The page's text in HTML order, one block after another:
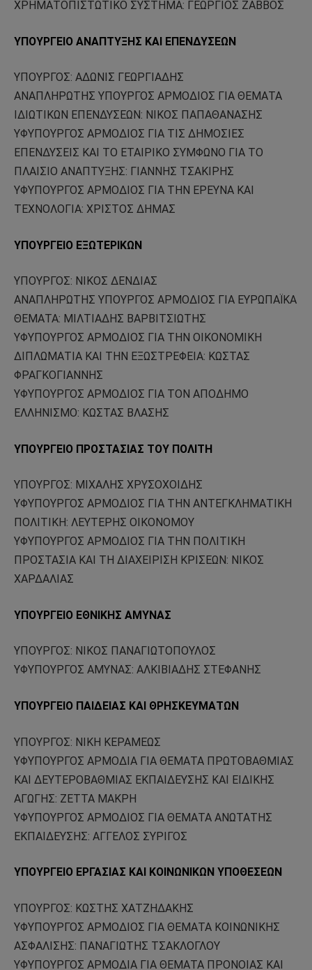
ΧΡΗΜΑΤΟΠΙΣΤΩΤΙΚΟ ΣΥΣΤΗΜΑ: ΓΕΩΡΓΙΟΣ ΖΑΒΒΟΣ
ΥΠΟΥΡΓΕΙΟ ΑΝΑΠΤΥΞΗΣ ΚΑΙ ΕΠΕΝΔΥΣΕΩΝ
ΥΠΟΥΡΓΟΣ: ΑΔΩΝΙΣ ΓΕΩΡΓΙΑΔΗΣ
ΑΝΑΠΛΗΡΩΤΗΣ ΥΠΟΥΡΓΟΣ ΑΡΜΟΔΙΟΣ ΓΙΑ ΘΕΜΑΤΑ
ΙΔΙΩΤΙΚΩΝ ΕΠΕΝΔΥΣΕΩΝ: ΝΙΚΟΣ ΠΑΠΑΘΑΝΑΣΗΣ
ΥΦΥΠΟΥΡΓΟΣ ΑΡΜΟΔΙΟΣ ΓΙΑ ΤΙΣ ΔΗΜΟΣΙΕΣ
ΕΠΕΝΔΥΣΕΙΣ ΚΑΙ ΤΟ ΕΤΑΙΡΙΚΟ ΣΥΜΦΩΝΟ ΓΙΑ ΤΟ
ΠΛΑΙΣΙΟ ΑΝΑΠΤΥΞΗΣ: ΓΙΑΝΝΗΣ ΤΣΑΚΙΡΗΣ
ΥΦΥΠΟΥΡΓΟΣ ΑΡΜΟΔΙΟΣ ΓΙΑ ΤΗΝ ΕΡΕΥΝΑ ΚΑΙ
ΤΕΧΝΟΛΟΓΙΑ: ΧΡΙΣΤΟΣ ΔΗΜΑΣ
ΥΠΟΥΡΓΕΙΟ ΕΞΩΤΕΡΙΚΩΝ
ΥΠΟΥΡΓΟΣ: ΝΙΚΟΣ ΔΕΝΔΙΑΣ
ΑΝΑΠΛΗΡΩΤΗΣ ΥΠΟΥΡΓΟΣ ΑΡΜΟΔΙΟΣ ΓΙΑ ΕΥΡΩΠΑΪΚΑ
ΘΕΜΑΤΑ: ΜΙΛΤΙΑΔΗΣ ΒΑΡΒΙΤΣΙΩΤΗΣ
ΥΦΥΠΟΥΡΓΟΣ ΑΡΜΟΔΙΟΣ ΓΙΑ ΤΗΝ ΟΙΚΟΝΟΜΙΚΗ
ΔΙΠΛΩΜΑΤΙΑ ΚΑΙ ΤΗΝ ΕΞΩΣΤΡΕΦΕΙΑ: ΚΩΣΤΑΣ
ΦΡΑΓΚΟΓΙΑΝΝΗΣ
ΥΦΥΠΟΥΡΓΟΣ ΑΡΜΟΔΙΟΣ ΓΙΑ ΤΟΝ ΑΠΟΔΗΜΟ
ΕΛΛΗΝΙΣΜΟ: ΚΩΣΤΑΣ ΒΛΑΣΗΣ
ΥΠΟΥΡΓΕΙΟ ΠΡΟΣΤΑΣΙΑΣ ΤΟΥ ΠΟΛΙΤΗ
ΥΠΟΥΡΓΟΣ: ΜΙΧΑΛΗΣ ΧΡΥΣΟΧΟΙΔΗΣ
ΥΦΥΠΟΥΡΓΟΣ ΑΡΜΟΔΙΟΣ ΓΙΑ ΤΗΝ ΑΝΤΕΓΚΛΗΜΑΤΙΚΗ
ΠΟΛΙΤΙΚΗ: ΛΕΥΤΕΡΗΣ ΟΙΚΟΝΟΜΟΥ
ΥΦΥΠΟΥΡΓΟΣ ΑΡΜΟΔΙΟΣ ΓΙΑ ΤΗΝ ΠΟΛΙΤΙΚΗ
ΠΡΟΣΤΑΣΙΑ ΚΑΙ ΤΗ ΔΙΑΧΕΙΡΙΣΗ ΚΡΙΣΕΩΝ: ΝΙΚΟΣ
ΧΑΡΔΑΛΙΑΣ
ΥΠΟΥΡΓΕΙΟ ΕΘΝΙΚΗΣ ΑΜΥΝΑΣ
ΥΠΟΥΡΓΟΣ: ΝΙΚΟΣ ΠΑΝΑΓΙΩΤΟΠΟΥΛΟΣ
ΥΦΥΠΟΥΡΓΟΣ ΑΜΥΝΑΣ: ΑΛΚΙΒΙΑΔΗΣ ΣΤΕΦΑΝΗΣ
ΥΠΟΥΡΓΕΙΟ ΠΑΙΔΕΙΑΣ ΚΑΙ ΘΡΗΣΚΕΥΜΑΤΩΝ
ΥΠΟΥΡΓΟΣ: ΝΙΚΗ ΚΕΡΑΜΕΩΣ
ΥΦΥΠΟΥΡΓΟΣ ΑΡΜΟΔΙΑ ΓΙΑ ΘΕΜΑΤΑ ΠΡΩΤΟΒΑΘΜΙΑΣ
ΚΑΙ ΔΕΥΤΕΡΟΒΑΘΜΙΑΣ ΕΚΠΑΙΔΕΥΣΗΣ ΚΑΙ ΕΙΔΙΚΗΣ
ΑΓΩΓΗΣ: ΖΕΤΤΑ ΜΑΚΡΗ
ΥΦΥΠΟΥΡΓΟΣ ΑΡΜΟΔΙΟΣ ΓΙΑ ΘΕΜΑΤΑ ΑΝΩΤΑΤΗΣ
ΕΚΠΑΙΔΕΥΣΗΣ: ΑΓΓΕΛΟΣ ΣΥΡΙΓΟΣ
ΥΠΟΥΡΓΕΙΟ ΕΡΓΑΣΙΑΣ ΚΑΙ ΚΟΙΝΩΝΙΚΩΝ ΥΠΟΘΕΣΕΩΝ
ΥΠΟΥΡΓΟΣ: ΚΩΣΤΗΣ ΧΑΤΖΗΔΑΚΗΣ
ΥΦΥΠΟΥΡΓΟΣ ΑΡΜΟΔΙΟΣ ΓΙΑ ΘΕΜΑΤΑ ΚΟΙΝΩΝΙΚΗΣ
ΑΣΦΑΛΙΣΗΣ: ΠΑΝΑΓΙΩΤΗΣ ΤΣΑΚΛΟΓΛΟΥ
ΥΦΥΠΟΥΡΓΟΣ ΑΡΜΟΔΙΑ ΓΙΑ ΘΕΜΑΤΑ ΠΡΟΝΟΙΑΣ ΚΑΙ